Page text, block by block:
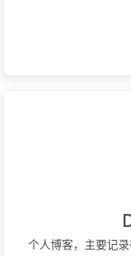
个人博客，主要记